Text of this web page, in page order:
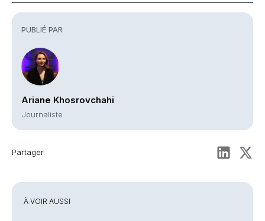
PUBLIÉ PAR
Ariane Khosrovchahi
Journaliste
Partager
À VOIR AUSSI